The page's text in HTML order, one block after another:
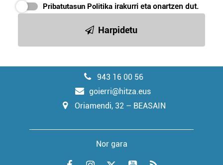
Pribatutasun Politika irakurri eta onartzen dut.
Harpidetu
943 16 00 56
goierri@hitza.eus
Oriamendi, 32 – BEASAIN
Nor gara